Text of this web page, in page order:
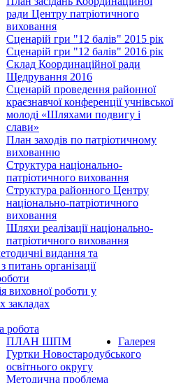
ради Центру патріотичного
виховання
Сценарій гри "12 балів" 2015 рік
Сценарій гри "12 балів" 2016 рік
Склад Координаційної ради
Щедрування 2016
Сценарій проведення районної
краєзнавчої конференції учнівської
молоді «Шляхами подвигу і
слави»
План заходів по патріотичному
вихованню
Структура національно-
патріотичного виховання
Структура районного Центру
національно-патріотичного
виховання
Шляхи реалізації національно-
патріотичного виховання
видання та
питань організації
виховної роботи у
закладах
робота
ПЛАН ШПМ
Гуртки Новостародубського
освітнього округу
Методична проблема
Галерея